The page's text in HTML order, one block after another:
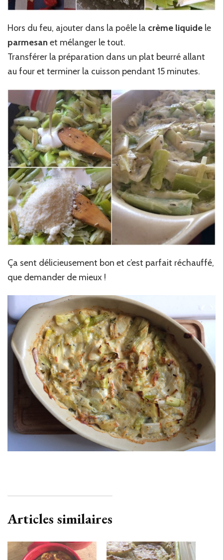
Hors du feu, ajouter dans la poêle la crème liquide le
parmesan et mélanger le tout.
Transférer la préparation dans un plat beurré allant
au four et terminer la cuisson pendant 15 minutes.
Ça sent délicieusement bon et c’est parfait réchauffé,
que demander de mieux !
Articles similaires